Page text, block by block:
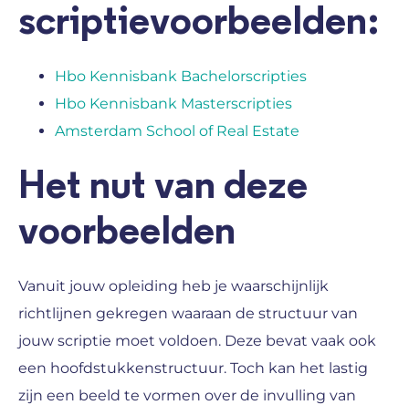
scriptievoorbeelden:
Hbo Kennisbank Bachelorscripties
Hbo Kennisbank Masterscripties
Amsterdam School of Real Estate
Het nut van deze
voorbeelden
Vanuit jouw opleiding heb je waarschijnlijk
richtlijnen gekregen waaraan de structuur van
jouw scriptie moet voldoen. Deze bevat vaak ook
een hoofdstukkenstructuur. Toch kan het lastig
zijn een beeld te vormen over de invulling van